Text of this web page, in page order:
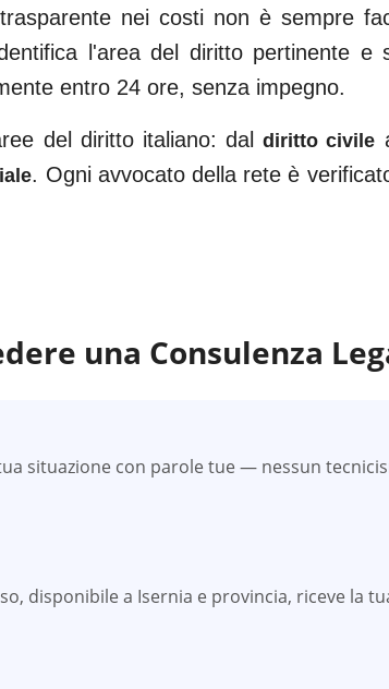
nei costi non è sempre
l'area del diritto pertinente e
entro 24 ore, senza impegno.
del diritto italiano: dal diritto civile
. Ogni avvocato della rete è
una Consulenza
situazione con parole tue — nessun
disponibile a Isernia e provincia, riceve la